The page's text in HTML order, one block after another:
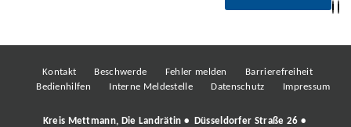
Kontakt Beschwerde Fehler melden
Barrierefreiheit
Bedienhilfen
Interne Meldestelle Datenschutz Impressum
Kreis Mettmann, Die Landrätin • Düsseldorfer Straße 26 •